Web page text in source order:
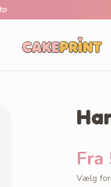
Fra
Vælg